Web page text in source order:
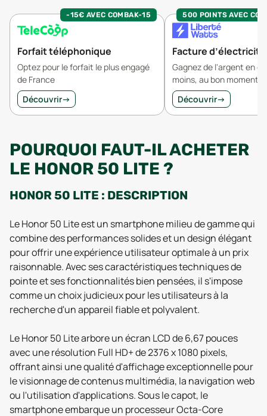
-15€ AVEC COMBAK-15
Forfait téléphonique
Optez pour le forfait le plus engagé
de France
Découvrir→
500 POINTS AVEC
Facture d’électricité
Gagnez de l'argent en
moins, au bon moment.
Découvrir→
POURQUOI FAUT-IL ACHETER
LE HONOR 50 LITE ?
HONOR 50 LITE : DESCRIPTION
Le Honor 50 Lite est un smartphone milieu de gamme qui
combine des performances solides et un design élégant
pour offrir une expérience utilisateur optimale à un prix
raisonnable. Avec ses caractéristiques techniques de
pointe et ses fonctionnalités bien pensées, il s'impose
comme un choix judicieux pour les utilisateurs à la
recherche d'un appareil fiable et polyvalent.
Le Honor 50 Lite arbore un écran LCD de 6,67 pouces
avec une résolution Full HD+ de 2376 x 1080 pixels,
offrant ainsi une qualité d'affichage exceptionnelle pour
le visionnage de contenus multimédia, la navigation web
ou l'utilisation d'applications. Sous le capot, le
smartphone embarque un processeur Octa-Core